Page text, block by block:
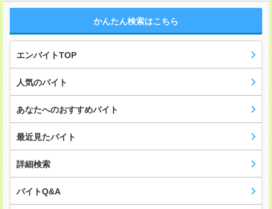
かんたん検索はこちら
エンバイトTOP
人気のバイト
あなたへのおすすめバイト
最近見たバイト
詳細検索
バイトQ&A